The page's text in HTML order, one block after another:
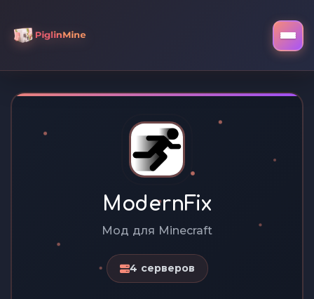
ModernFix
Мод для Minecraft
4 серверов